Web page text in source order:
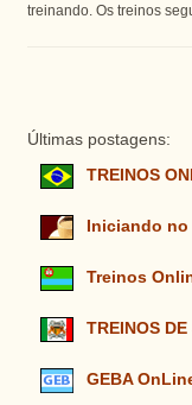
treinando. Os treinos
Últimas postagens:
TREINOS
Iniciando no
Treinos
TREINOS
GEBA